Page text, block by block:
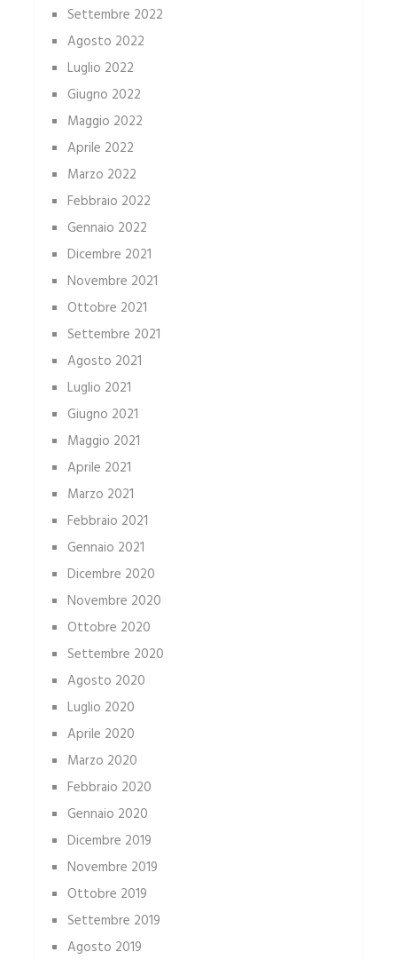
Settembre 2022
Agosto 2022
Luglio 2022
Giugno 2022
Maggio 2022
Aprile 2022
Marzo 2022
Febbraio 2022
Gennaio 2022
Dicembre 2021
Novembre 2021
Ottobre 2021
Settembre 2021
Agosto 2021
Luglio 2021
Giugno 2021
Maggio 2021
Aprile 2021
Marzo 2021
Febbraio 2021
Gennaio 2021
Dicembre 2020
Novembre 2020
Ottobre 2020
Settembre 2020
Agosto 2020
Luglio 2020
Aprile 2020
Marzo 2020
Febbraio 2020
Gennaio 2020
Dicembre 2019
Novembre 2019
Ottobre 2019
Settembre 2019
Agosto 2019